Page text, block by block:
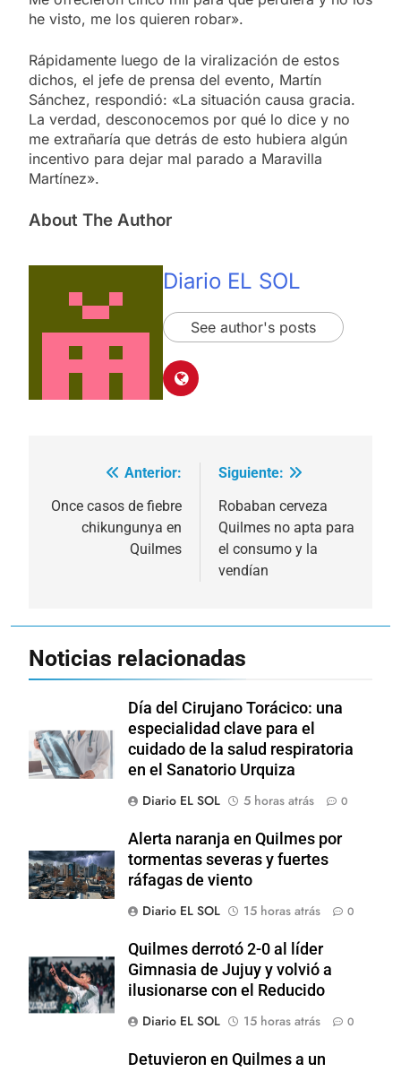
he visto, me los quieren robar».
Rápidamente luego de la viralización de estos
dichos, el jefe de prensa del evento, Martín
Sánchez, respondió: «La situación causa gracia.
La verdad, desconocemos por qué lo dice y no
me extrañaría que detrás de esto hubiera algún
incentivo para dejar mal parado a Maravilla
Martínez».
About The Author
Diario EL SOL
See author's posts
Navegación
de
entradas
Anterior:
Once casos de fiebre
chikungunya en
Quilmes
Siguiente:
Robaban cerveza
Quilmes no apta para
el consumo y la
vendían
Noticias relacionadas
Día del Cirujano Torácico: una
especialidad clave para el
cuidado de la salud respiratoria
en el Sanatorio Urquiza
Diario EL SOL
5 horas atrás 0
Alerta naranja en Quilmes por
tormentas severas y fuertes
ráfagas de viento
Diario EL SOL
15 horas atrás 0
Quilmes derrotó 2-0 al líder
Gimnasia de Jujuy y volvió a
ilusionarse con el Reducido
Diario EL SOL
15 horas atrás 0
Detuvieron en Quilmes a un